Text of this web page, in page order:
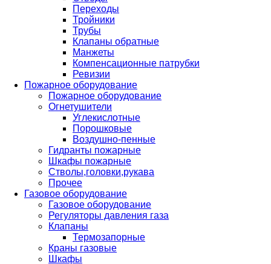
Переходы
Тройники
Трубы
Клапаны обратные
Манжеты
Компенсационные патрубки
Ревизии
Пожарное оборудование
Пожарное оборудование
Огнетушители
Углекислотные
Порошковые
Воздушно-пенные
Гидранты пожарные
Шкафы пожарные
Стволы,головки,рукава
Прочее
Газовое оборудование
Газовое оборудование
Регуляторы давления газа
Клапаны
Термозапорные
Краны газовые
Шкафы